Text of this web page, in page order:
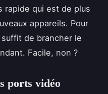
rapide qui est de plus
appareils. Pour
de brancher le
Facile, non ?
ports vidéo